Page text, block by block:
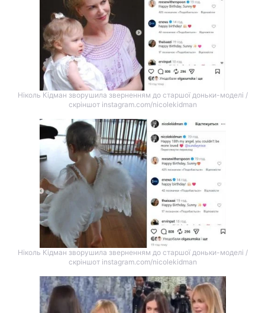
Ніколь Кідман зворушила зверненням до старшої доньки-моделі /
скріншот instagram.com/nicolekidman
Ніколь Кідман зворушила зверненням до старшої доньки-моделі /
скріншот instagram.com/nicolekidman